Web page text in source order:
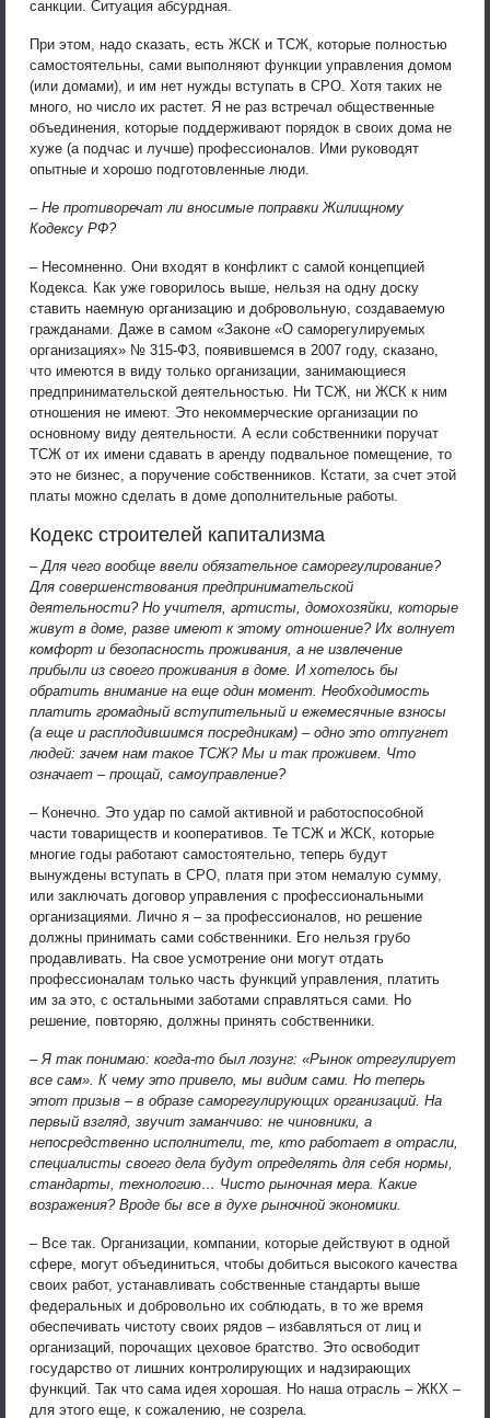
санкции. Ситуация абсурдная.
При этом, надо сказать, есть ЖСК и ТСЖ, которые полностью
самостоятельны, сами выполняют функции управления домом
(или домами), и им нет нужды вступать в СРО. Хотя таких не
много, но число их растет. Я не раз встречал общественные
объединения, которые поддерживают порядок в своих дома не
хуже (а подчас и лучше) профессионалов. Ими руководят
опытные и хорошо подготовленные люди.
– Не противоречат ли вносимые поправки Жилищному
Кодексу РФ?
– Несомненно. Они входят в конфликт с самой концепцией
Кодекса. Как уже говорилось выше, нельзя на одну доску
ставить наемную организацию и добровольную, создаваемую
гражданами. Даже в самом «Законе «О саморегулируемых
организациях» № 315-Ф3, появившемся в 2007 году, сказано,
что имеются в виду только организации, занимающиеся
предпринимательской деятельностью. Ни ТСЖ, ни ЖСК к ним
отношения не имеют. Это некоммерческие организации по
основному виду деятельности. А если собственники поручат
ТСЖ от их имени сдавать в аренду подвальное помещение, то
это не бизнес, а поручение собственников. Кстати, за счет этой
платы можно сделать в доме дополнительные работы.
Кодекс строителей капитализма
– Для чего вообще ввели обязательное саморегулирование?
Для совершенствования предпринимательской
деятельности? Но учителя, артисты, домохозяйки, которые
живут в доме, разве имеют к этому отношение? Их волнует
комфорт и безопасность проживания, а не извлечение
прибыли из своего проживания в доме. И хотелось бы
обратить внимание на еще один момент. Необходимость
платить громадный вступительный и ежемесячные взносы
(а еще и расплодившимся посредникам) – одно это отпугнет
людей: зачем нам такое ТСЖ? Мы и так проживем. Что
означает – прощай, самоуправление?
– Конечно. Это удар по самой активной и работоспособной
части товариществ и кооперативов. Те ТСЖ и ЖСК, которые
многие годы работают самостоятельно, теперь будут
вынуждены вступать в СРО, платя при этом немалую сумму,
или заключать договор управления с профессиональными
организациями. Лично я – за профессионалов, но решение
должны принимать сами собственники. Его нельзя грубо
продавливать. На свое усмотрение они могут отдать
профессионалам только часть функций управления, платить
им за это, с остальными заботами справляться сами. Но
решение, повторяю, должны принять собственники.
– Я так понимаю: когда-то был лозунг: «Рынок отрегулирует
все сам». К чему это привело, мы видим сами. Но теперь
этот призыв – в образе саморегулирующих организаций. На
первый взгляд, звучит заманчиво: не чиновники, а
непосредственно исполнители, те, кто работает в отрасли,
специалисты своего дела будут определять для себя нормы,
стандарты, технологию… Чисто рыночная мера. Какие
возражения? Вроде бы все в духе рыночной экономики.
– Все так. Организации, компании, которые действуют в одной
сфере, могут объединиться, чтобы добиться высокого качества
своих работ, устанавливать собственные стандарты выше
федеральных и добровольно их соблюдать, в то же время
обеспечивать чистоту своих рядов – избавляться от лиц и
организаций, порочащих цеховое братство. Это освободит
государство от лишних контролирующих и надзирающих
функций. Так что сама идея хорошая. Но наша отрасль – ЖКХ –
для этого еще, к сожалению, не созрела.